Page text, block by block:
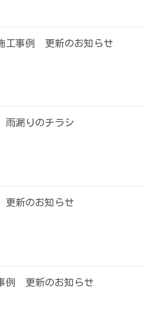
工事例 更新のお知らせ
漏りのチラシ
新のお知らせ
例 更新のお知らせ